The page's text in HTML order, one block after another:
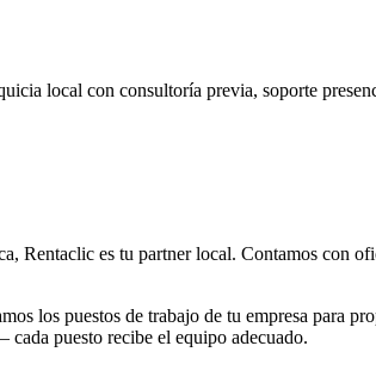
local con consultoría previa, soporte
Rentaclic es tu partner local. Contamos con
los puestos de trabajo de tu empresa para
puesto recibe el equipo adecuado.